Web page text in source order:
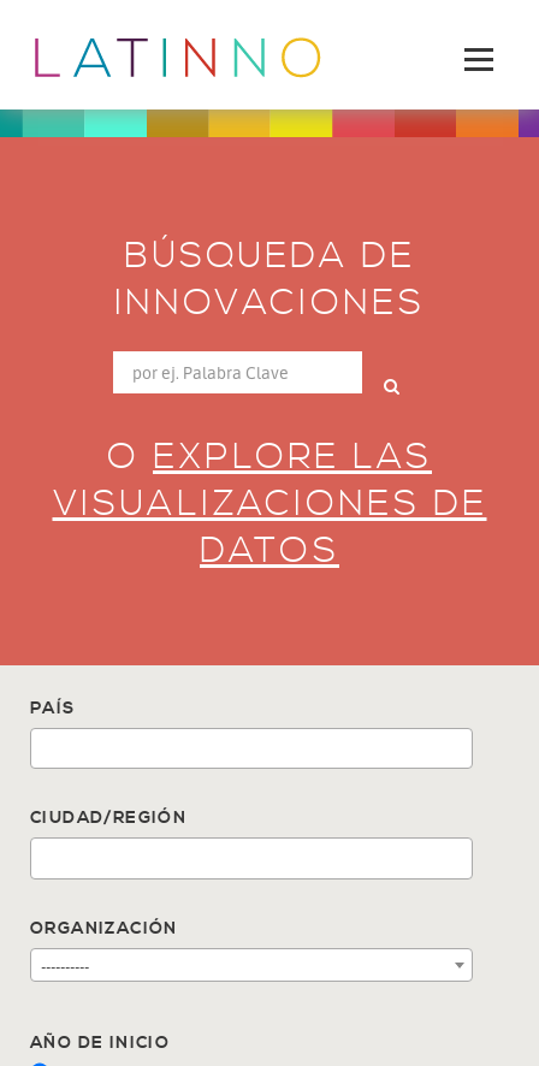
BÚSQUEDA DE
INNOVACIONES
O EXPLORE LAS
VISUALIZACIONES DE
DATOS
PAÍS
CIUDAD/REGIÓN
ORGANIZACIÓN
----------
AÑO DE INICIO